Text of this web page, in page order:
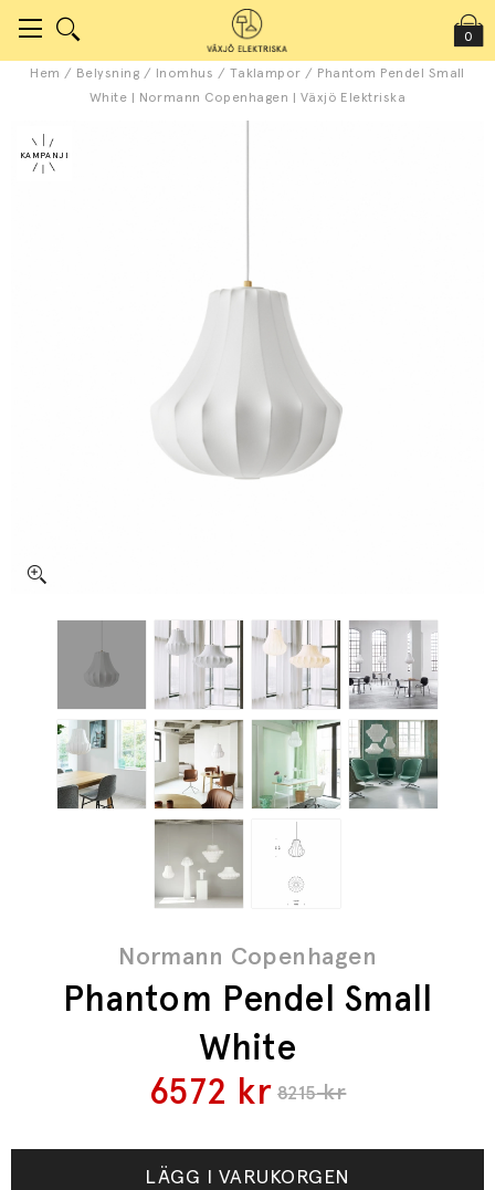
0
Hem / Belysning / Inomhus / Taklampor / Phantom Pendel Small
White | Normann Copenhagen | Växjö Elektriska
Normann Copenhagen
Phantom Pendel Small
White
8215kr
6572 kr
LÄGG I VARUKORGEN